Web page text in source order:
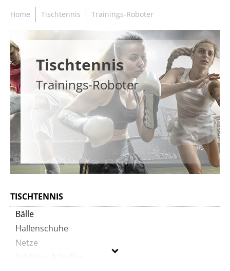
Home Tischtennis Trainings-Roboter
Tischtennis
Trainings-Roboter
TISCHTENNIS
Bälle
Hallenschuhe
Netze